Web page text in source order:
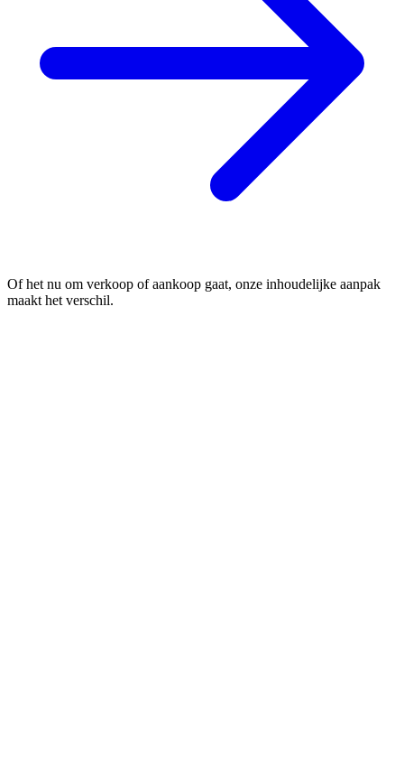
Of het nu om verkoop of aankoop gaat, onze inhoudelijke aanpak
maakt het verschil.